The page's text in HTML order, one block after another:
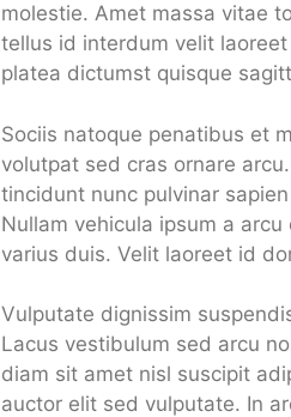
molestie. Amet massa vitae
tellus id interdum velit
platea dictumst quisque
Sociis natoque penatibus et
volutpat sed cras ornare
tincidunt nunc pulvinar
Nullam vehicula ipsum a
varius duis. Velit laoreet id
Vulputate dignissim
Lacus vestibulum sed arcu
diam sit amet nisl suscipit
auctor elit sed vulputate. In